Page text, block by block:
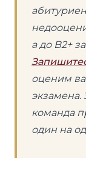
а до B2+
оценим
экзамена.
команда
один на